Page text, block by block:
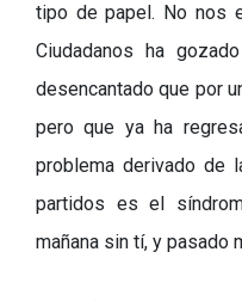
tipo de papel. No nos
Ciudadanos ha
desencantado que por
pero que ya ha
problema derivado de
partidos es el
mañana sin tí, y pasado